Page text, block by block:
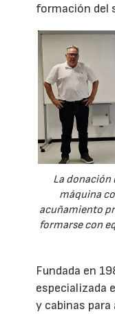
formación del
La donación
máquina
acuñamiento
formarse con
Fundada en
especializada
y cabinas